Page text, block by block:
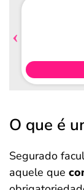
O que é
Segurado
aquele que